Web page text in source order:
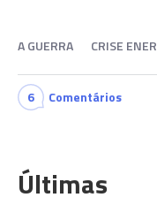
A GUERRA CRISE
6 Comentários
Últimas